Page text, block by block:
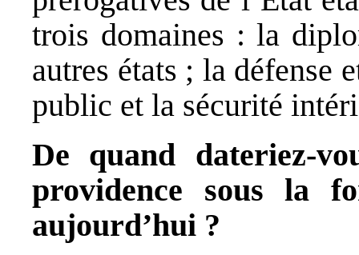
trois domaines : la
autres états ; la défense
public et la sécurité
De quand dateriez-
providence sous la
aujourd’hui ?